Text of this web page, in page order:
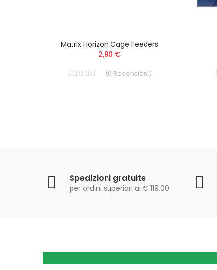
Matrix Horizon Cage Feeders
2,90 €
(0 Recensioni)
Spedizioni gratuite
per ordini superiori ai € 119,00